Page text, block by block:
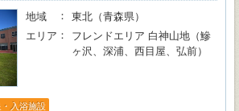
地域
東北（青森県）
エリア
フレンドエリア 白神山地（鰺
ヶ沢、深浦、西目屋、弘前）
・入浴施設